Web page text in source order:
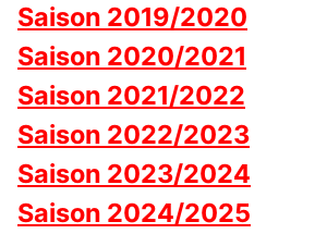
Saison 2019/2020
Saison 2020/2021
Saison 2021/2022
Saison 2022/2023
Saison 2023/2024
Saison 2024/2025